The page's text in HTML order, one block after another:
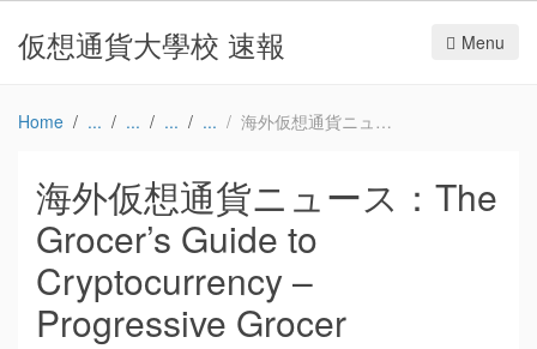
仮想通貨大學校 速報 Menu
Home 海外仮想通貨ニュース：The Grocer’s Guide to Cryptocurrency – Progressive Grocer
海外仮想通貨ニュース：The
Grocer’s Guide to
Cryptocurrency –
Progressive Grocer